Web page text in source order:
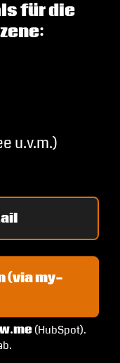
für die
u.v.m.)
(via my-
(HubSpot).